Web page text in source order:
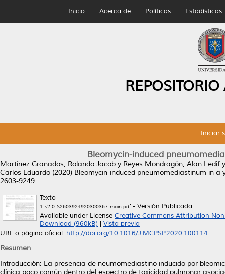
Inicio Acerca de Políticas Estadísticas
Iniciar
Bleomycin-induced
Martínez Granados, Rolando Jacob y Reyes Mondragón, Alan Ledif
Carlos Eduardo (2020) Bleomycin-induced pneumomediastinum in
2603-9249
Texto
1-s2.0-S2603924920300367-main.pdf- Versión Publicada
Available under License Creative Commons Attribution
Download (960kB)
Vista previa
URL o página oficial: http://doi.org/10.1016/J.MCPSP.2020.100114
Resumen
Introducción: La presencia de neumomediastino inducido por
clínica poco común dentro del espectro de toxicidad pulmonar